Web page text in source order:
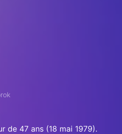
de 47 ans (18 mai 1979).